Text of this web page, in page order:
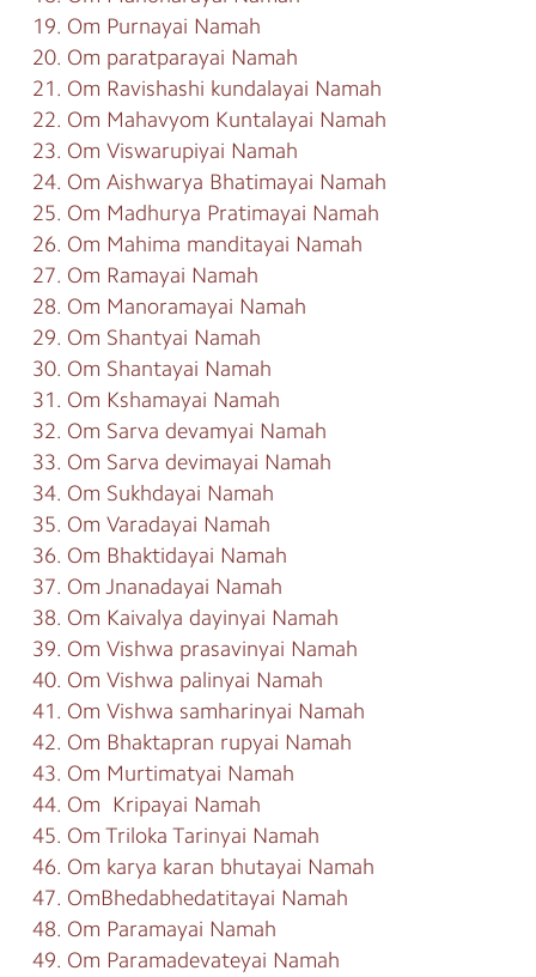
19. Om Purnayai Namah
20. Om paratparayai Namah
21. Om Ravishashi kundalayai Namah
22. Om Mahavyom Kuntalayai Namah
23. Om Viswarupiyai Namah
24. Om Aishwarya Bhatimayai Namah
25. Om Madhurya Pratimayai Namah
26. Om Mahima manditayai Namah
27. Om Ramayai Namah
28. Om Manoramayai Namah
29. Om Shantyai Namah
30. Om Shantayai Namah
31. Om Kshamayai Namah
32. Om Sarva devamyai Namah
33. Om Sarva devimayai Namah
34. Om Sukhdayai Namah
35. Om Varadayai Namah
36. Om Bhaktidayai Namah
37. Om Jnanadayai Namah
38. Om Kaivalya dayinyai Namah
39. Om Vishwa prasavinyai Namah
40. Om Vishwa palinyai Namah
41. Om Vishwa samharinyai Namah
42. Om Bhaktapran rupyai Namah
43. Om Murtimatyai Namah
44. Om Kripayai Namah
45. Om Triloka Tarinyai Namah
46. Om karya karan bhutayai Namah
47. OmBhedabhedatitayai Namah
48. Om Paramayai Namah
49. Om Paramadevateyai Namah